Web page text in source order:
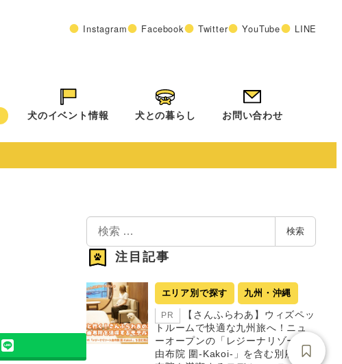
Instagram Facebook Twitter YouTube LINE
犬のイベント情報 犬との暮らし お問い合わせ
検
索
検索
注目記事
エリア別で探す 九州・沖縄
PR
【さんふらわあ】ウィズペッ
トルームで快適な九州旅へ！ニュ
ーオープンの「レジーナリゾート
由布院 圍-Kakoi-」を含む別府・由